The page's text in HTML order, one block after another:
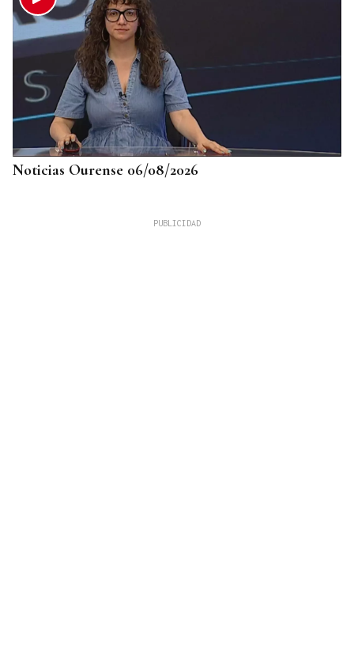
Noticias Ourense 06/08/2026